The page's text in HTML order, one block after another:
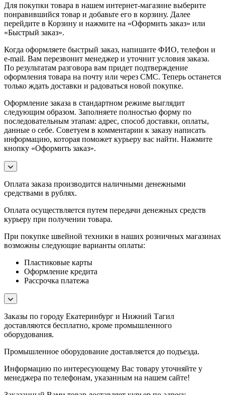
Для покупки товара в нашем интернет-магазине выберите
понравившийся товар и добавьте его в корзину. Далее
перейдите в Корзину и нажмите на «Оформить заказ» или
«Быстрый заказ».
Когда оформляете быстрый заказ, напишите ФИО, телефон и
e-mail. Вам перезвонит менеджер и уточнит условия заказа.
По результатам разговора вам придет подтверждение
оформления товара на почту или через СМС. Теперь останется
только ждать доставки и радоваться новой покупке.
Оформление заказа в стандартном режиме выглядит
следующим образом. Заполняете полностью форму по
последовательным этапам: адрес, способ доставки, оплаты,
данные о себе. Советуем в комментарии к заказу написать
информацию, которая поможет курьеру вас найти. Нажмите
кнопку «Оформить заказ».
Оплата заказа производится наличными денежными
средствами в рублях.
Оплата осуществляется путем передачи денежных средств
курьеру при получении товара.
При покупке швейной техники в наших розничных магазинах
возможны следующие варианты оплаты:
Пластиковые карты
Оформление кредита
Рассрочка платежа
Заказы по городу Екатеринбург и Нижний Тагил
доставляются бесплатно, кроме промышленного
оборудования.
Промышленное оборудование доставляется до подъезда.
Информацию по интересующему Вас товару уточняйте у
менеджера по телефонам, указанным на нашем сайте!